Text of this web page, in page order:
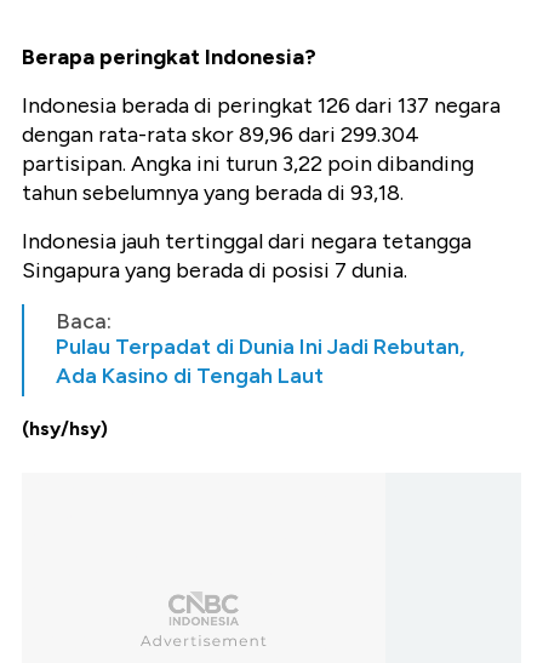
Berapa peringkat Indonesia?
Indonesia berada di peringkat 126 dari 137 negara
dengan rata-rata skor 89,96 dari 299.304
partisipan. Angka ini turun 3,22 poin dibanding
tahun sebelumnya yang berada di 93,18.
Indonesia jauh tertinggal dari negara tetangga
Singapura yang berada di posisi 7 dunia.
Baca:
Pulau Terpadat di Dunia Ini Jadi Rebutan,
Ada Kasino di Tengah Laut
(hsy/hsy)